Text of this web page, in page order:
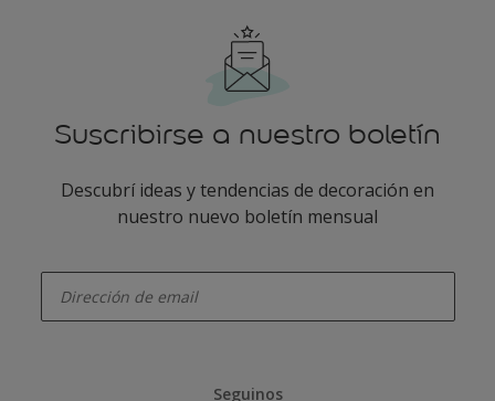
Suscribirse a nuestro boletín
Descubrí ideas y tendencias de decoración en
nuestro nuevo boletín mensual
Seguinos